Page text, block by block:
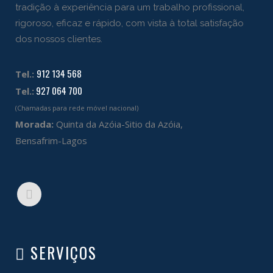
tradição à experiência para um trabalho profissional,
rigoroso, eficaz e rápido, com vista à total satisfação
dos nossos clientes.
Tel.: 912 134 568
Tel.: 927 064 700
(Chamadas para rede móvel nacional)
Morada: Quinta da Azóia-Sitio da Azóia,
Bensafrim-Lagos
SERVIÇOS